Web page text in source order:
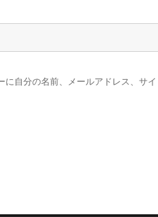
自分の名前、メールアドレス、サイ